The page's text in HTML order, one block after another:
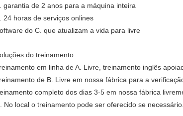
garantia de 2 anos para a máquina inteira
24 horas de serviços onlines
do C. que atualizam a vida para livre
do treinamento
em linha de A. Livre, treinamento inglês
de B. Livre em nossa fábrica para a
completo dos dias 3-5 em nossa fábrica
No local o treinamento pode ser oferecido se necessário.